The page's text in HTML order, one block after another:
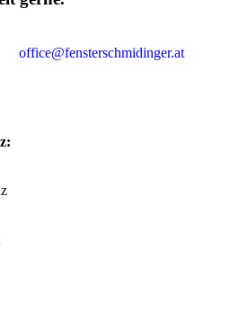
office@fensterschmidinger.at